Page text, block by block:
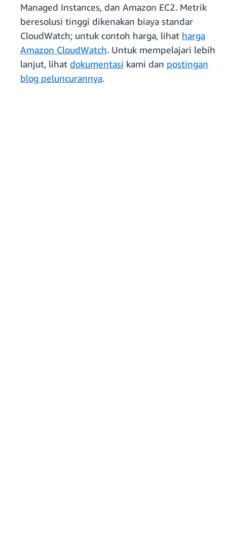
Managed Instances, dan Amazon EC2. Metrik
beresolusi tinggi dikenakan biaya standar
CloudWatch; untuk contoh harga, lihat harga
Amazon CloudWatch. Untuk mempelajari lebih
lanjut, lihat dokumentasi kami dan postingan
blog peluncurannya.